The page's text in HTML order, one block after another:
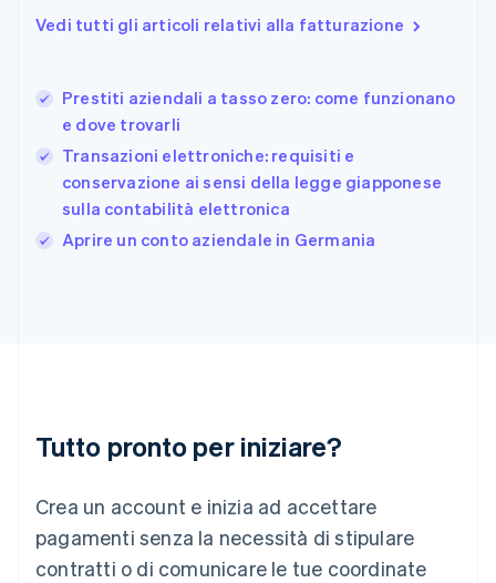
Vedi tutti gli articoli relativi alla fatturazione
Prestiti aziendali a tasso zero: come funzionano
e dove trovarli
Transazioni elettroniche: requisiti e
conservazione ai sensi della legge giapponese
sulla contabilità elettronica
Aprire un conto aziendale in Germania
Tutto pronto per iniziare?
Crea un account e inizia ad accettare
pagamenti senza la necessità di stipulare
contratti o di comunicare le tue coordinate
FrançaisEnglish
Giappone
日本語English
English
Grecia
English
India
English
Lituania
Lussemburgo
Deutsch English
Malaysia
English 简体中文